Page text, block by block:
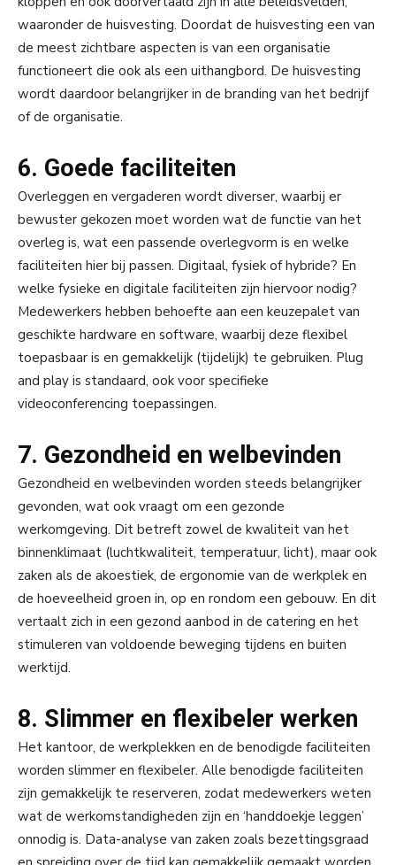
waaronder de huisvesting. Doordat de huisvesting een van
de meest zichtbare aspecten is van een organisatie
functioneert die ook als een uithangbord. De huisvesting
wordt daardoor belangrijker in de branding van het bedrijf
of de organisatie.
6. Goede faciliteiten
Overleggen en vergaderen wordt diverser, waarbij er
bewuster gekozen moet worden wat de functie van het
overleg is, wat een passende overlegvorm is en welke
faciliteiten hier bij passen. Digitaal, fysiek of hybride? En
welke fysieke en digitale faciliteiten zijn hiervoor nodig?
Medewerkers hebben behoefte aan een keuzepalet van
geschikte hardware en software, waarbij deze flexibel
toepasbaar is en gemakkelijk (tijdelijk) te gebruiken. Plug
and play is standaard, ook voor specifieke
videoconferencing toepassingen.
7. Gezondheid en welbevinden
Gezondheid en welbevinden worden steeds belangrijker
gevonden, wat ook vraagt om een gezonde
werkomgeving. Dit betreft zowel de kwaliteit van het
binnenklimaat (luchtkwaliteit, temperatuur, licht), maar ook
zaken als de akoestiek, de ergonomie van de werkplek en
de hoeveelheid groen in, op en rondom een gebouw. En dit
vertaalt zich in een gezond aanbod in de catering en het
stimuleren van voldoende beweging tijdens en buiten
werktijd.
8. Slimmer en flexibeler werken
Het kantoor, de werkplekken en de benodigde faciliteiten
worden slimmer en flexibeler. Alle benodigde faciliteiten
zijn gemakkelijk te reserveren, zodat medewerkers weten
wat de werkomstandigheden zijn en ‘handdoekje leggen’
onnodig is. Data-analyse van zaken zoals bezettingsgraad